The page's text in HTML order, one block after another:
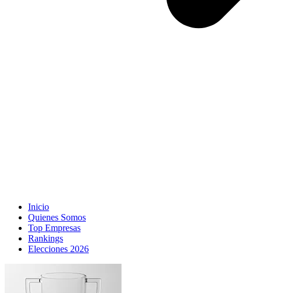
Inicio
Quienes Somos
Top Empresas
Rankings
Elecciones 2026